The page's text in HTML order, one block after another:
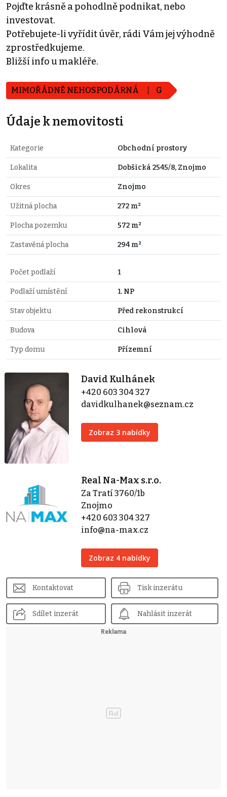
Pojďte krásně a pohodlně podnikat, nebo
investovat.
Potřebujete-li vyřídit úvěr, rádi Vám jej výhodně
zprostředkujeme.
Bližší info u makléře.
MIMOŘÁDNĚ NEHOSPODÁRNÁ G
Údaje k nemovitosti
Kategorie Obchodní prostory
Lokalita Dobšická 2545/8, Znojmo
Okres Znojmo
Užitná plocha 272 m²
Plocha pozemku 572 m²
Zastavěná plocha 294 m²
Počet podlaží 1
Podlaží umístění 1. NP
Stav objektu Před rekonstrukcí
Budova Cihlová
Typ domu Přízemní
David Kulhánek
+420 603 304 327
davidkulhanek@seznam.cz
Zobraz 3 nabídky
Real Na-Max s.r.o.
Za Tratí 3760/1b
Znojmo
+420 603 304 327
info@na-max.cz
Zobraz 4 nabídky
Kontaktovat Tisk inzerátu
Sdílet inzerát Nahlásit inzerát